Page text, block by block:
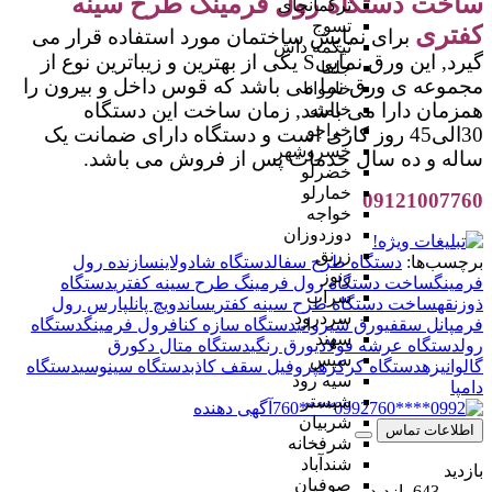
ترکمانچای
تسوج
تیکمه داش
جلفا
خاروانا
خامنه
خراجو
خسروشهر
خضرلو
خمارلو
خواجه
دوزدوزان
زرنق
زنوز
سراب
سردرود
سهند
سیس
سیه رود
شبستر
شربیان
شرفخانه
شندآباد
صوفیان
کفتری برای نمایش ساختمان مورد استفاده قرار می
گیرد, این ورق نماییS یکی از بهترین و زیباترین نوع از
مجموعه ی ورق نما می باشد که قوس داخل و بیرون را
همزمان دارا می باشد, زمان ساخت این دستگاه
30الی45 روز کاری است و دستگاه دارای ضمانت یک
ساله و ده سال خدمات پس از فروش می باشد.
09121007760
برچسب‌ها: دستگاه طرح سفالدستگاه شادولاینسازنده رول
فرمینگساخت دستگاه رول فرمینگ طرح سینه کفتریدستگاه
ذوزنقهساخت دستگاه طرح سینه کفتریساندویچ پانلپارس رول
فرمپانل سقفیورق شیروانیدستگاه سازه کنافرول فرمینگدستگاه
رولدستگاه عرشه فولادیورق رنگیدستگاه متال دکورق
گالوانیزهدستگاه کرکرهپروفیل سقف کاذبدستگاه سینوسیدستگاه
دامپا
0992****760
آگهی دهنده
اطلاعات تماس
بازدید